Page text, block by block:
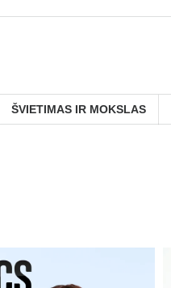
ŠVIETIMAS IR MOKSLAS